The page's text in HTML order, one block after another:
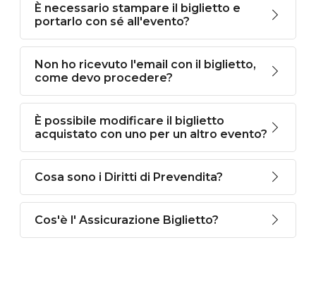
È necessario stampare il biglietto e
portarlo con sé all'evento?
Non ho ricevuto l'email con il biglietto,
come devo procedere?
È possibile modificare il biglietto
acquistato con uno per un altro evento?
Cosa sono i Diritti di Prevendita?
Cos'è l' Assicurazione Biglietto?